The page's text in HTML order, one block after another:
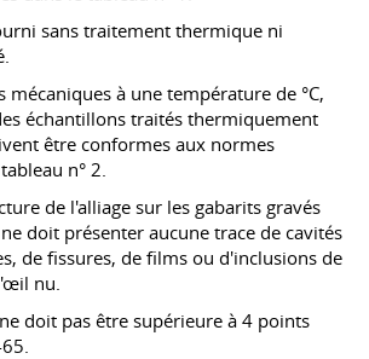
sans traitement thermique ni
mécaniques à une température de °C,
échantillons traités thermiquement
être conformes aux normes
n° 2.
de l'alliage sur les gabarits gravés
doit présenter aucune trace de cavités
de fissures, de films ou d'inclusions de
nu.
doit pas être supérieure à 4 points